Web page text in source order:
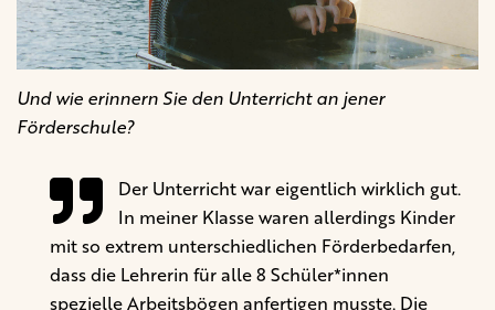
Und wie erinnern Sie den Unterricht an jener
Förderschule?
Der Unterricht war eigentlich wirklich gut.
In meiner Klasse waren allerdings Kinder
mit so extrem unterschiedlichen Förderbedarfen,
dass die Lehrerin für alle 8 Schüler*innen
spezielle Arbeitsbögen anfertigen musste. Die